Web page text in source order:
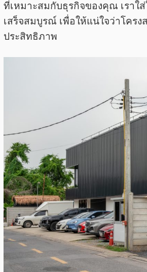
ที่เหมาะสมกับธุรกิจของคุณ เราใ
เสร็จสมบูรณ์ เพื่อให้แน่ใจว่าโคร
ประสิทธิภาพ